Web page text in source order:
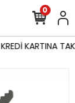
KREDİ KARTINA
0